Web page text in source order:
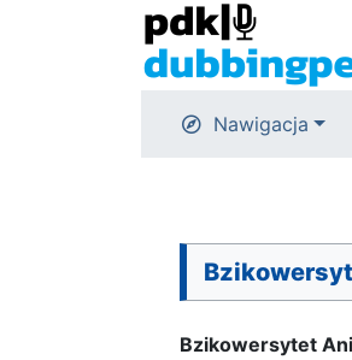
Nawigacja
Bzikowersytet